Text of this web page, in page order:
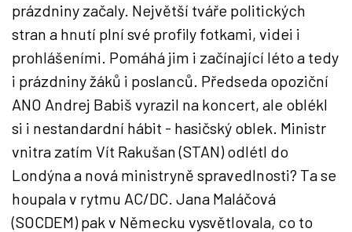
prázdniny začaly. Největší tváře politických
stran a hnutí plní své profily fotkami, videi i
prohlášeními. Pomáhá jim i začínající léto a tedy
i prázdniny žáků i poslanců. Předseda opoziční
ANO Andrej Babiš vyrazil na koncert, ale oblékl
si i nestandardní hábit - hasičský oblek. Ministr
vnitra zatím Vít Rakušan (STAN) odlétl do
Londýna a nová ministryně spravedlnosti? Ta se
houpala v rytmu AC/DC. Jana Maláčová
(SOCDEM) pak v Německu vysvětlovala, co to